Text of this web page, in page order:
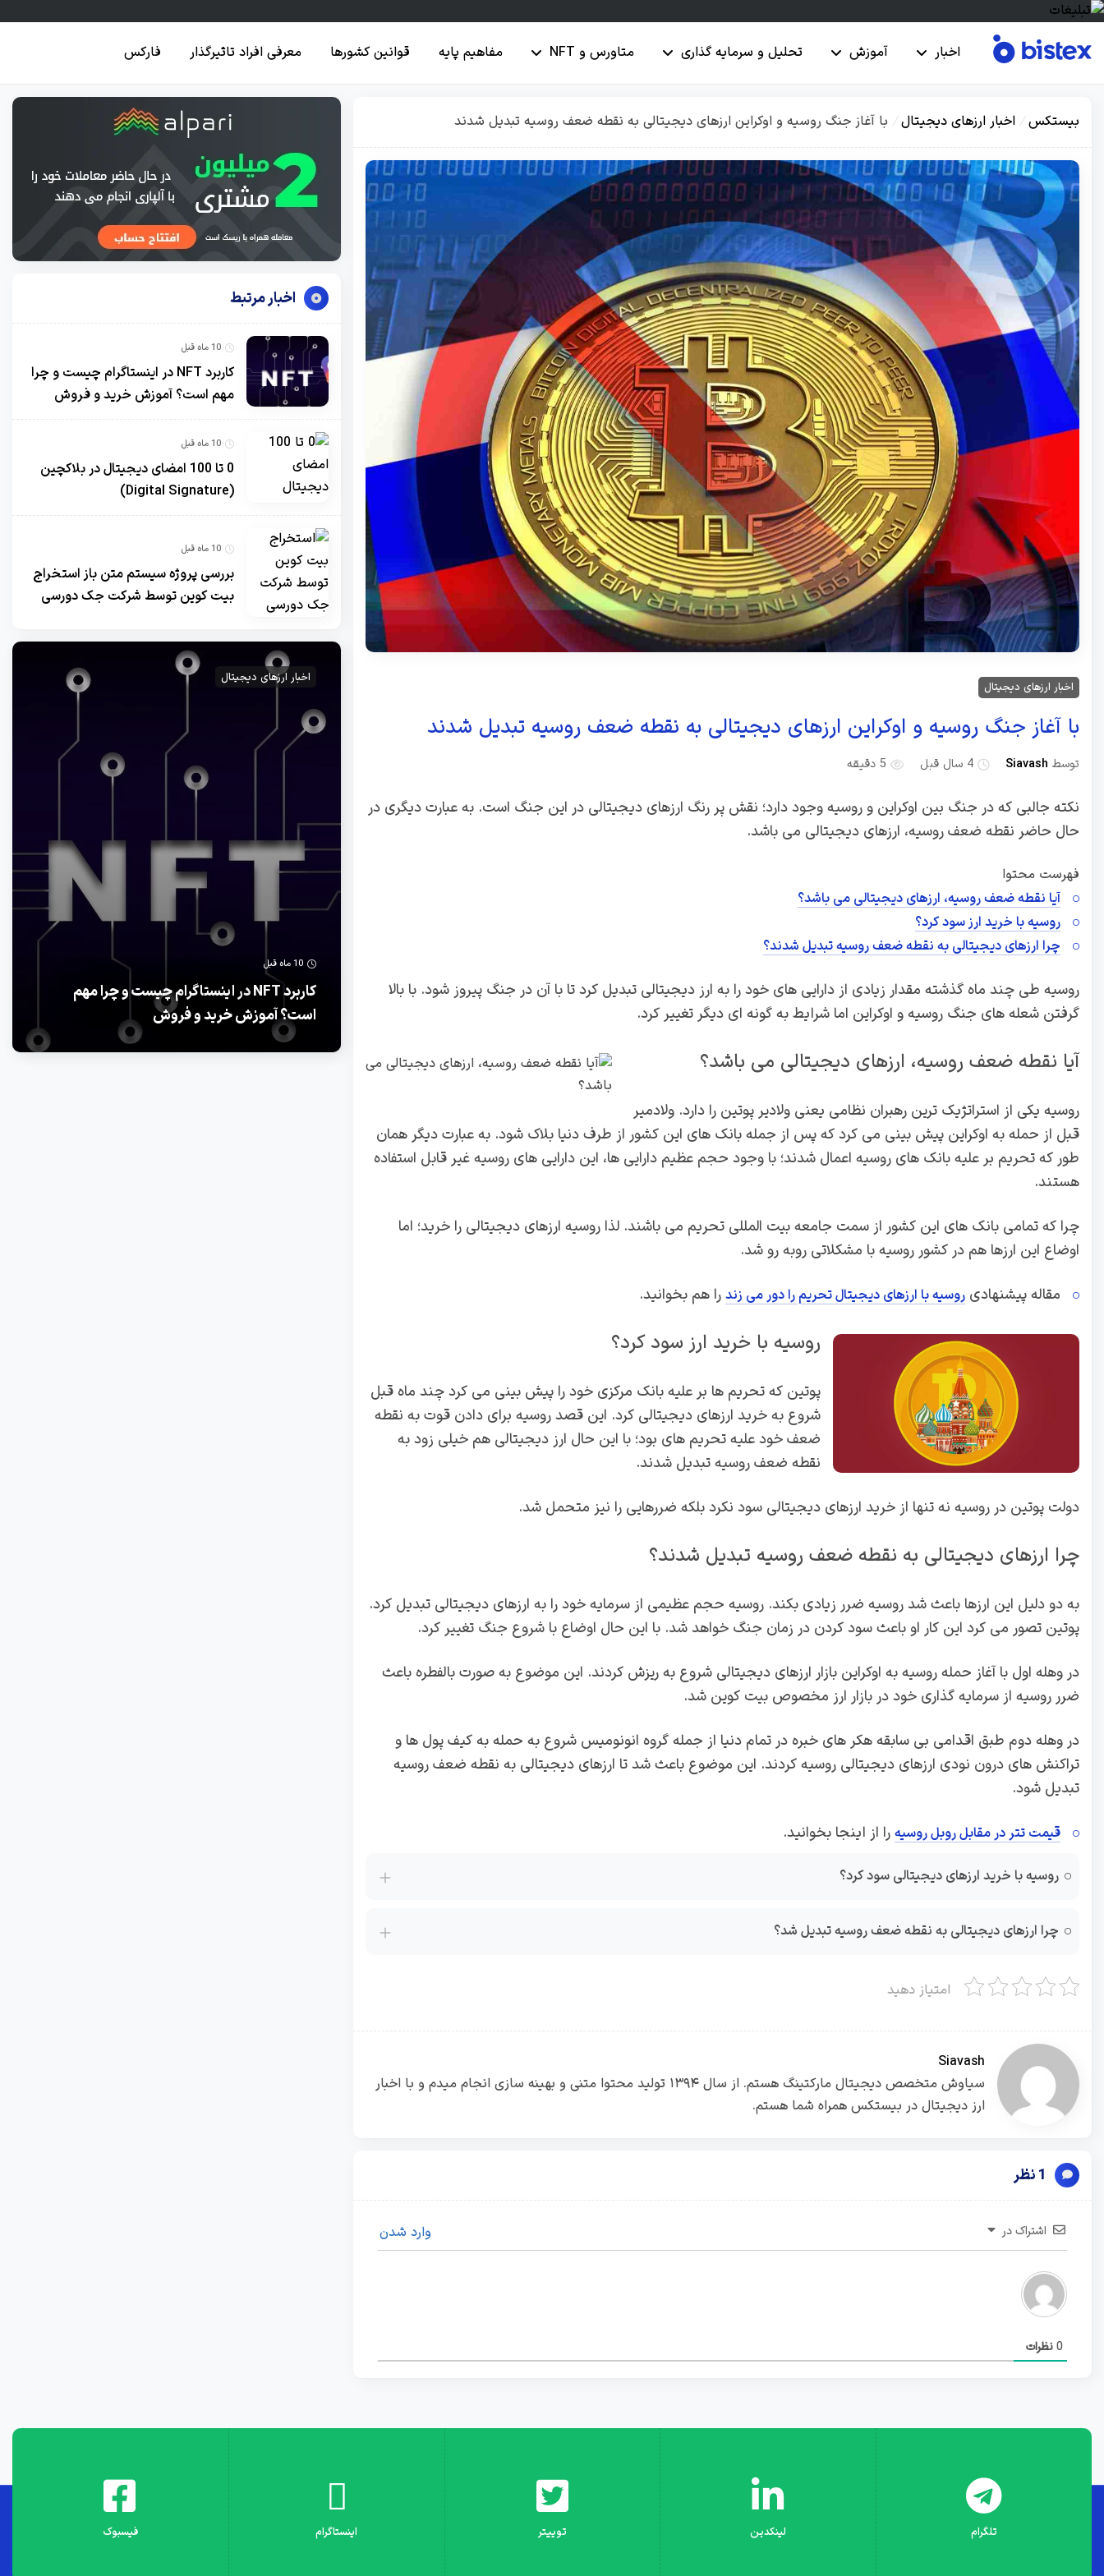
اخبار آموزش تحلیل و سرمایه گذاری متاورس و NFT مفاهیم پایه قوانین کشورها معرفی افراد تاثیرگذار فارکس
بیستکس اخبار ارزهای دیجیتال با آغاز جنگ روسیه و اوکراین ارزهای دیجیتالی به نقطه ضعف روسیه تبدیل شدند
اخبار ارزهای دیجیتال
با آغاز جنگ روسیه و اوکراین ارزهای دیجیتالی به نقطه ضعف روسیه تبدیل شدند
توسط Siavash 4 سال قبل 5 دقیقه
نکته جالبی که در جنگ بین اوکراین و روسیه وجود دارد؛ نقش پر رنگ ارزهای دیجیتالی در این جنگ است. به عبارت دیگری در
حال حاضر نقطه ضعف روسیه، ارزهای دیجیتالی می باشد.
فهرست محتوا
آیا نقطه ضعف روسیه، ارزهای دیجیتالی می باشد؟
روسیه با خرید ارز سود کرد؟
چرا ارزهای دیجیتالی به نقطه ضعف روسیه تبدیل شدند؟
روسیه طی چند ماه گذشته مقدار زیادی از دارایی های خود را به ارز دیجیتالی تبدیل کرد تا با آن در جنگ پیروز شود. با بالا
گرفتن شعله های جنگ روسیه و اوکراین اما شرایط به گونه ای دیگر تغییر کرد.
آیا نقطه ضعف روسیه، ارزهای دیجیتالی می باشد؟
روسیه یکی از استراتژیک ترین رهبران نظامی یعنی ولادیر پوتین را دارد. ولادمیر
قبل از حمله به اوکراین پیش بینی می کرد که پس از جمله بانک های این کشور از طرف دنیا بلاک شود. به عبارت دیگر همان
طور که تحریم بر علیه بانک های روسیه اعمال شدند؛ با وجود حجم عظیم دارایی ها، این دارایی های روسیه غیر قابل استفاده
هستند.
چرا که تمامی بانک های این کشور از سمت جامعه بیت المللی تحریم می باشند. لذا روسیه ارزهای دیجیتالی را خرید؛ اما
اوضاع این ارزها هم در کشور روسیه با مشکلاتی روبه رو شد.
مقاله پیشنهادی روسیه با ارزهای دیجیتال تحریم را دور می زند را هم بخوانید.
روسیه با خرید ارز سود کرد؟
پوتین که تحریم ها بر علیه بانک مرکزی خود را پیش بینی می کرد چند ماه قبل
شروع به خرید ارزهای دیجیتالی کرد. این قصد روسیه برای دادن قوت به نقطه
ضعف خود علیه تحریم های بود؛ با این حال ارز دیجیتالی هم خیلی زود به
نقطه ضعف روسیه تبدیل شدند.
دولت پوتین در روسیه نه تنها از خرید ارزهای دیجیتالی سود نکرد بلکه ضررهایی را نیز متحمل شد.
چرا ارزهای دیجیتالی به نقطه ضعف روسیه تبدیل شدند؟
به دو دلیل این ارزها باعث شد روسیه ضرر زیادی بکند. روسیه حجم عظیمی از سرمایه خود را به ارزهای دیجیتالی تبدیل کرد.
پوتین تصور می کرد این کار او باعث سود کردن در زمان جنگ خواهد شد. با این حال اوضاع با شروع جنگ تغییر کرد.
در وهله اول با آغاز حمله روسیه به اوکراین بازار ارزهای دیجیتالی شروع به ریزش کردند. این موضوع به صورت بالفطره باعث
ضرر روسیه از سرمایه گذاری خود در بازار ارز مخصوص بیت کوین شد.
در وهله دوم طبق اقدامی بی سابقه هکر های خبره در تمام دنیا از جمله گروه انونومیس شروع به حمله به کیف پول ها و
تراکنش های درون نودی ارزهای دیجیتالی روسیه کردند. این موضوع باعث شد تا ارزهای دیجیتالی به نقطه ضعف روسیه
تبدیل شود.
قیمت تتر در مقابل روبل روسیه را از اینجا بخوانید.
روسیه با خرید ارزهای دیجیتالی سود کرد؟
چرا ارزهای دیجیتالی به نقطه ضعف روسیه تبدیل شد؟
امتیاز دهید
Siavash
سیاوش متخصص دیجیتال مارکتینگ هستم. از سال ۱۳۹۴ تولید محتوا متنی و بهینه سازی انجام میدم و با اخبار
ارز دیجیتال در بیستکس همراه شما هستم.
اشتراک در وارد شدن
0نظرات
اخبار مرتبط
10 ماه قبل
کاربرد NFT در اینستاگرام چیست و چرا
مهم است؟ آموزش خرید و فروش
10 ماه قبل
0 تا 100 امضای دیجیتال در بلاکچین
(Digital Signature)
10 ماه قبل
بررسی پروژه سیستم متن باز استخراج
بیت کوین توسط شرکت جک دورسی
اخبار ارزهای دیجیتال
10 ماه قبل
کاربرد NFT در اینستاگرام چیست و چرا مهم
است؟ آموزش خرید و فروش
تلگرام لینکدین توییتر اینستاگرام فیسبوک